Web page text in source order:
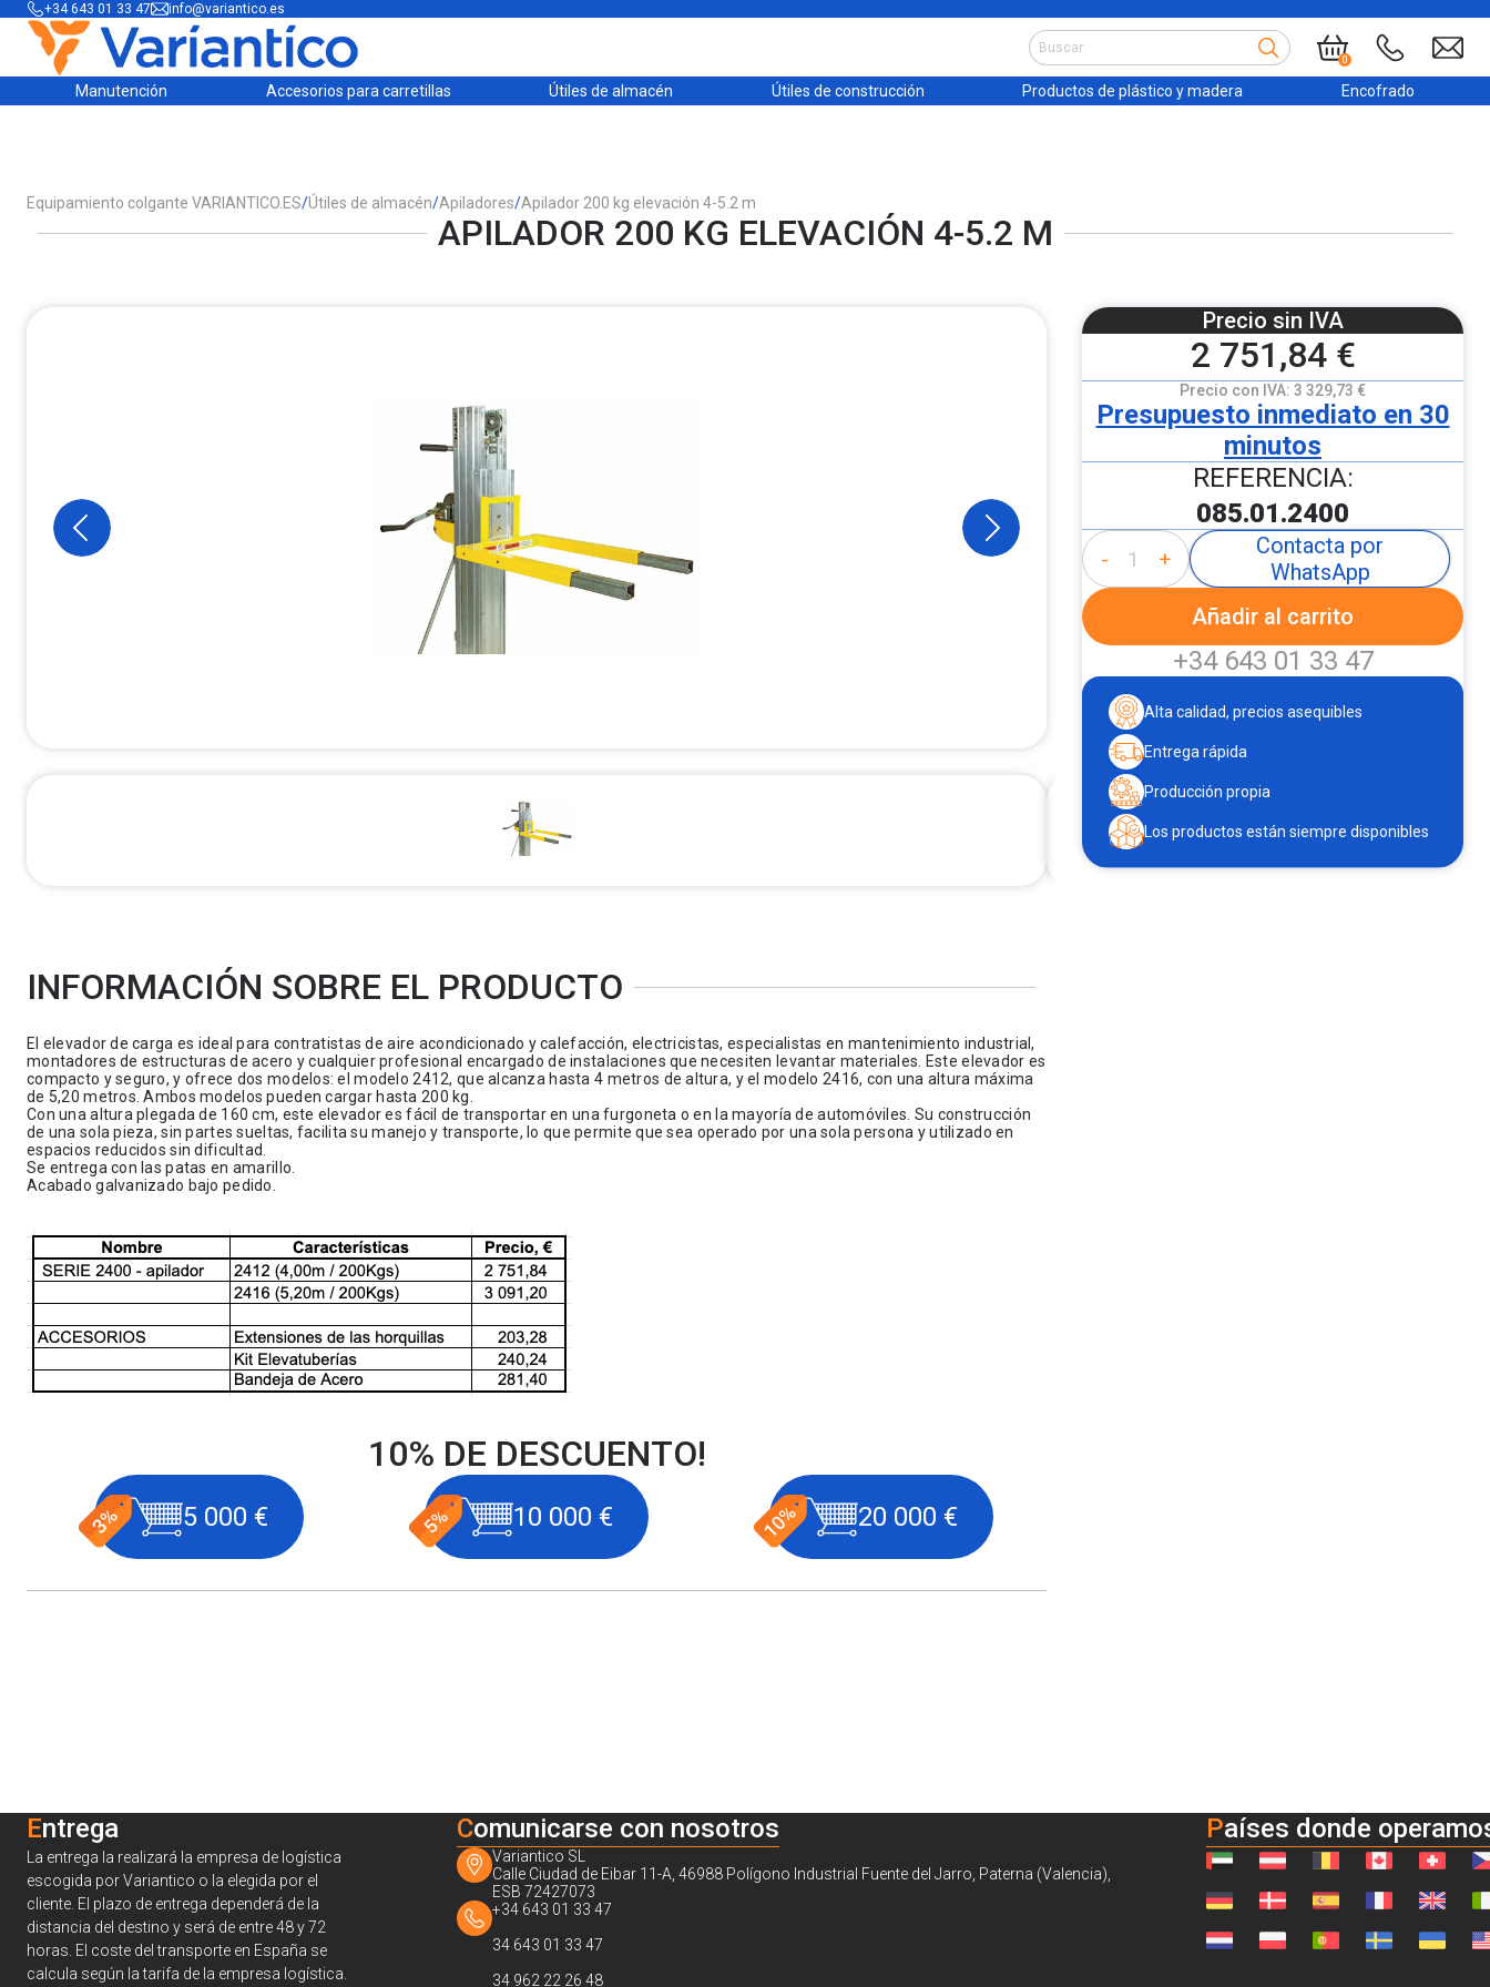
+34 643 01 33 47 info@variantico.es
0
Manutención Accesorios para carretillas Útiles de almacén Útiles de construcción Productos de plástico y madera Encofrado
Equipamiento colgante VARIANTICO.ES/Útiles de almacén/Apiladores/Apilador 200 kg elevación 4-5.2 m
APILADOR 200 KG ELEVACIÓN 4-5.2 M
INFORMACIÓN SOBRE EL PRODUCTO
El elevador de carga es ideal para contratistas de aire acondicionado y calefacción, electricistas, especialistas en mantenimiento industrial,
montadores de estructuras de acero y cualquier profesional encargado de instalaciones que necesiten levantar materiales. Este elevador es
compacto y seguro, y ofrece dos modelos: el modelo 2412, que alcanza hasta 4 metros de altura, y el modelo 2416, con una altura máxima
de 5,20 metros. Ambos modelos pueden cargar hasta 200 kg.
Con una altura plegada de 160 cm, este elevador es fácil de transportar en una furgoneta o en la mayoría de automóviles. Su construcción
de una sola pieza, sin partes sueltas, facilita su manejo y transporte, lo que permite que sea operado por una sola persona y utilizado en
espacios reducidos sin dificultad.
Se entrega con las patas en amarillo.
Acabado galvanizado bajo pedido.
10% DE DESCUENTO!
5 000 € 10 000 € 20 000 €
Precio sin IVA
2 751,84 €
Precio con IVA: 3 329,73 €
Presupuesto inmediato en 30
minutos
REFERENCIA:
085.01.2400
- +
Contacta por
WhatsApp
Añadir al carrito
+34 643 01 33 47
Alta calidad, precios asequibles
Entrega rápida
Producción propia
Los productos están siempre disponibles
Entrega
La entrega la realizará la empresa de logística
escogida por Variantico o la elegida por el
cliente. El plazo de entrega dependerá de la
distancia del destino y será de entre 48 y 72
horas. El coste del transporte en España se
calcula según la tarifa de la empresa logística.
Comunicarse con nosotros
Variantico SL
Calle Ciudad de Eibar 11-A, 46988 Polígono Industrial Fuente del Jarro, Paterna (Valencia),
ESB 72427073
+34 643 01 33 47
34 643 01 33 47
34 962 22 26 48
Países donde